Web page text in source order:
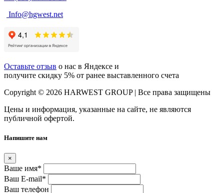
Info@hgwest.net
Оставьте отзыв о нас в Яндексе и
получите скидку 5% от ранее выставленного счета
Copyright © 2026 HARWEST GROUP | Все права защищены
Цены и информация, указанные на сайте, не являются
публичной офертой.
Напишите нам
×
Ваше имя*
Ваш E-mail*
Ваш телефон